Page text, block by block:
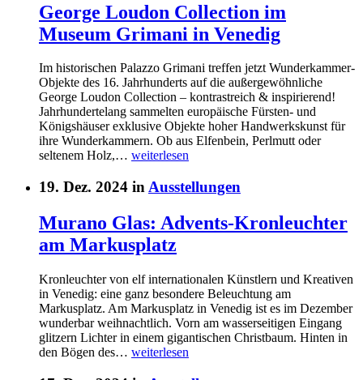
George Loudon Collection im
Museum Grimani in Venedig
Im historischen Palazzo Grimani treffen jetzt Wunderkammer-
Objekte des 16. Jahrhunderts auf die außergewöhnliche
George Loudon Collection – kontrastreich & inspirierend!
Jahrhundertelang sammelten europäische Fürsten- und
Königshäuser exklusive Objekte hoher Handwerkskunst für
ihre Wunderkammern. Ob aus Elfenbein, Perlmutt oder
seltenem Holz,… weiterlesen
19. Dez. 2024 in Ausstellungen
Murano Glas: Advents-Kronleuchter
am Markusplatz
Kronleuchter von elf internationalen Künstlern und Kreativen
in Venedig: eine ganz besondere Beleuchtung am
Markusplatz. Am Markusplatz in Venedig ist es im Dezember
wunderbar weihnachtlich. Vorn am wasserseitigen Eingang
glitzern Lichter in einem gigantischen Christbaum. Hinten in
den Bögen des… weiterlesen